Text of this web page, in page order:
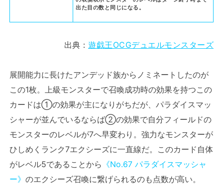
出た目の数と同じになる。
出典：遊戯王OCGデュエルモンスターズ
展開能力に長けたアンデッド族からノミネートしたのが
この1枚。上級モンスターで召喚成功時の効果を持つこの
カードは①の効果が主になりがちだが、パラダイスマッ
シャーが並んでいるならば②の効果で自分フィールドの
モンスターのレベルが7へ早変わり。強力なモンスターが
ひしめくランク7エクシーズに一直線だ。このカード自体
がレベル5であることから 《No.67 パラダイスマッシャ
ー》 のエクシーズ召喚に繋げられるのも点数が高い。